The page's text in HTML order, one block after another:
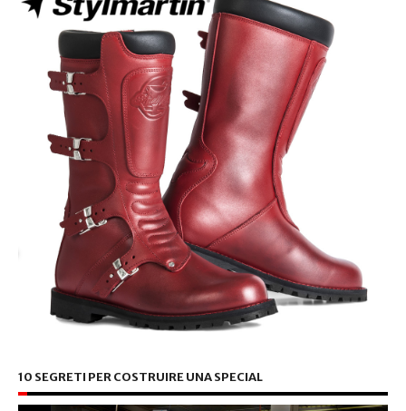
10 SEGRETI PER COSTRUIRE UNA SPECIAL